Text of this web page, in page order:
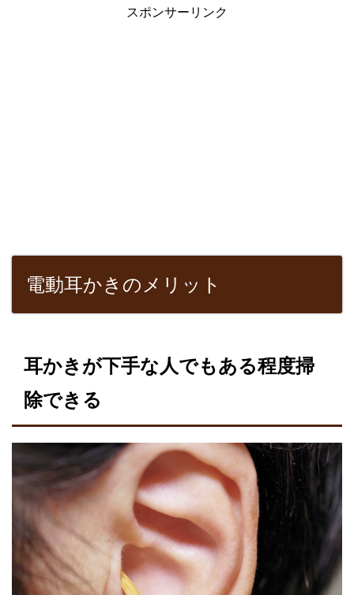
スポンサーリンク
電動耳かきのメリット
耳かきが下手な人でもある程度掃
除できる